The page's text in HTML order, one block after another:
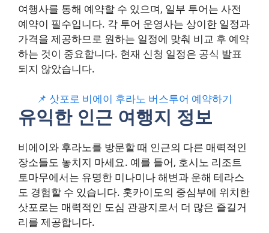
여행사를 통해 예약할 수 있으며, 일부 투어는 사전
예약이 필수입니다. 각 투어 운영사는 상이한 일정과
가격을 제공하므로 원하는 일정에 맞춰 비교 후 예약
하는 것이 중요합니다. 현재 신청 일정은 공식 발표
되지 않았습니다.
📌 삿포로 비에이 후라노 버스투어 예약하기
유익한 인근 여행지 정보
비에이와 후라노를 방문할 때 인근의 다른 매력적인
장소들도 놓치지 마세요. 예를 들어, 호시노 리조트
토마무에서는 유명한 미나미나 해변과 운해 테라스
도 경험할 수 있습니다. 홋카이도의 중심부에 위치한
삿포로는 매력적인 도심 관광지로서 더 많은 즐길거
리를 제공합니다.